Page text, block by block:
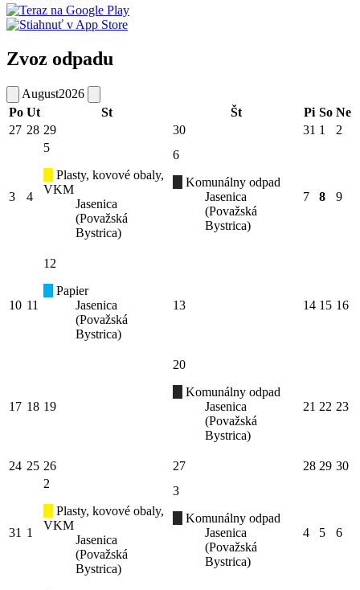
Zvoz odpadu
August2026
Po Ut St Št Pi So Ne
27 28 29 30 31 1 2
3 4
5
Plasty, kovové obaly,
VKM
Jasenica
(Považská
Bystrica)
6
Komunálny odpad
Jasenica
(Považská
Bystrica)
7 8 9
10 11
12
Papier
Jasenica
(Považská
Bystrica)
13 14 15 16
17 18 19
20
Komunálny odpad
Jasenica
(Považská
Bystrica)
21 22 23
24 25 26 27 28 29 30
31 1
2
Plasty, kovové obaly,
VKM
Jasenica
(Považská
Bystrica)
3
Komunálny odpad
Jasenica
(Považská
Bystrica)
4 5 6